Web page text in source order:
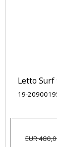
Letto Surf
19-
EUR